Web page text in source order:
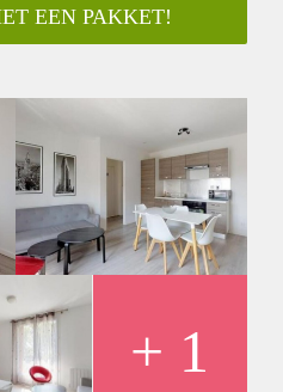
EEN PAKKET!
+ 1